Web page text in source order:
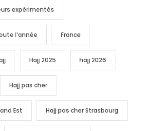
expérimentés
l’année France
Hajj 2025 hajj 2026
Hajj pas cher
Est Hajj pas cher Strasbourg